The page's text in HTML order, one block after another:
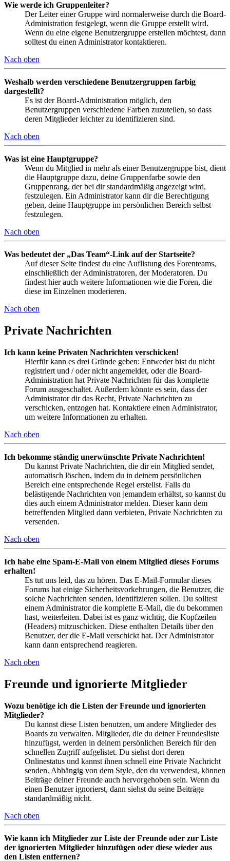
Wie werde ich Gruppenleiter?
Der Leiter einer Gruppe wird normalerweise durch die Board-
Administration festgelegt, wenn die Gruppe erstellt wird.
Wenn du eine eigene Benutzergruppe erstellen möchtest, dann
solltest du einen Administrator kontaktieren.
Nach oben
Weshalb werden verschiedene Benutzergruppen farbig
dargestellt?
Es ist der Board-Administration möglich, den
Benutzergruppen verschiedene Farben zuzuteilen, so dass
deren Mitglieder leichter zu identifizieren sind.
Nach oben
Was ist eine Hauptgruppe?
Wenn du Mitglied in mehr als einer Benutzergruppe bist, dient
die Hauptgruppe dazu, deine Gruppenfarbe sowie den
Gruppenrang, der bei dir standardmäßig angezeigt wird,
festzulegen. Ein Administrator kann dir die Berechtigung
geben, deine Hauptgruppe im persönlichen Bereich selbst
festzulegen.
Nach oben
Was bedeutet der „Das Team“-Link auf der Startseite?
Auf dieser Seite findest du eine Auflistung des Forenteams,
einschließlich der Administratoren, der Moderatoren. Du
findest hier auch weitere Informationen wie die Foren, die
diese im Einzelnen moderieren.
Nach oben
Private Nachrichten
Ich kann keine Privaten Nachrichten verschicken!
Hierfür kann es drei Gründe geben: Entweder bist du nicht
registriert und / oder nicht angemeldet, oder die Board-
Administration hat Private Nachrichten für das komplette
Forum ausgeschaltet. Außerdem könnte es sein, dass der
Administrator dir das Recht, Private Nachrichten zu
verschicken, entzogen hat. Kontaktiere einen Administrator,
um weitere Informationen zu erhalten.
Nach oben
Ich bekomme ständig unerwünschte Private Nachrichten!
Du kannst Private Nachrichten, die dir ein Mitglied sendet,
automatisch löschen, indem du in deinem persönlichen
Bereich eine entsprechende Regel erstellst. Falls du
belästigende Nachrichten von jemandem erhältst, so kannst du
dies auch einem Administrator melden. Dieser kann dem
betreffenden Mitglied dann verbieten, Private Nachrichten zu
versenden.
Nach oben
Ich habe eine Spam-E-Mail von einem Mitglied dieses Forums
erhalten!
Es tut uns leid, das zu hören. Das E-Mail-Formular dieses
Forums hat einige Sicherheitsvorkehrungen, die Benutzer, die
solche Nachrichten senden, identifizieren sollen. Du solltest
einem Administrator die komplette E-Mail, die du bekommen
hast, weiterleiten. Dabei ist es ganz wichtig, die Kopfzeilen
(Headers) mitzuschicken. Diese enthalten Details über den
Benutzer, der die E-Mail verschickt hat. Der Administrator
kann dann entsprechend reagieren.
Nach oben
Freunde und ignorierte Mitglieder
Wozu benötige ich die Listen der Freunde und ignorierten
Mitglieder?
Du kannst diese Listen benutzen, um andere Mitglieder des
Boards zu verwalten. Mitglieder, die du deiner Freundesliste
hinzufügst, werden in deinem persönlichen Bereich für den
schnellen Zugriff aufgelistet. Du siehst dort deren
Onlinestatus und kannst ihnen schnell eine Private Nachricht
senden. Abhängig von dem Style, den du verwendest, können
Beiträge deiner Freunde auch hervorgehoben sein. Wenn du
einen Benutzer ignorierst, dann siehst du seine Beiträge
standardmäßig nicht.
Nach oben
Wie kann ich Mitglieder zur Liste der Freunde oder zur Liste
der ignorierten Mitglieder hinzufügen oder diese wieder aus
den Listen entfernen?